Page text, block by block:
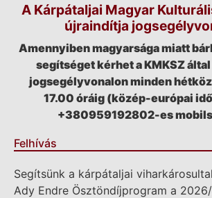
A Kárpátaljai Magyar
újraindítja
Amennyiben magyarsága miatt
segítséget kérhet a KMKSZ
jogsegélyvonalon minden
17.00 óráig (közép-európai
+380959192802-es
Felhívás
Segítsünk a kárpátaljai
Ady Endre Ösztöndíjprogram a